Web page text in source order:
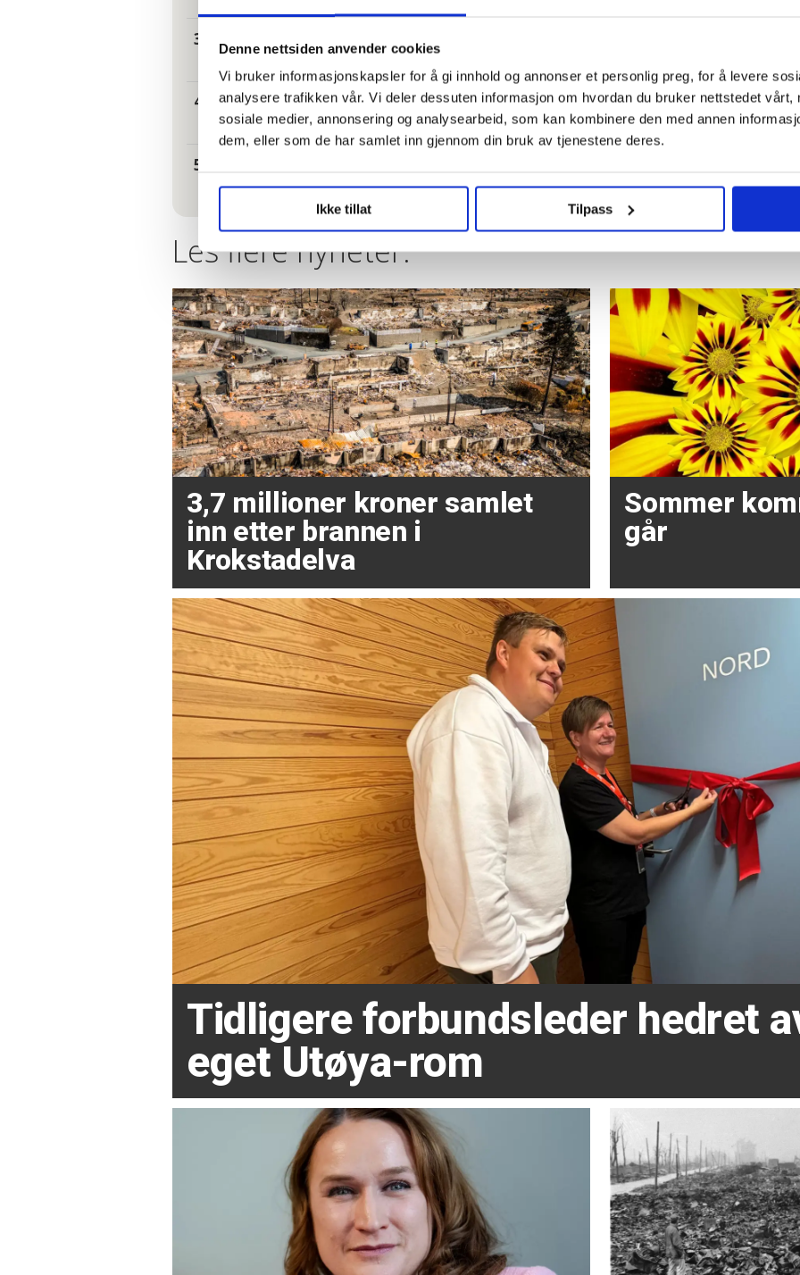
Denne nettsiden anvender cookies
Vi bruker informasjonskapsler for å gi innhold og annonser et personlig preg, for å levere
analysere trafikken vår. Vi deler dessuten informasjon om hvordan du bruker nettstedet vårt,
sosiale medier, annonsering og analysearbeid, som kan kombinere den med annen
dem, eller som de har samlet inn gjennom din bruk av tjenestene deres.
Ikke tillat Tilpass
Tannhelse: Se om du har krav på gratis tannbehandling uten å
Hundrevis av ansatte i Oslo kommune uten faste oppgaver: –
og glemt
Les flere nyheter:
3,7 millioner kroner samlet
inn etter brannen i
Krokstadelva
Sommer
går
Tidligere forbundsleder hedret
eget Utøya-rom